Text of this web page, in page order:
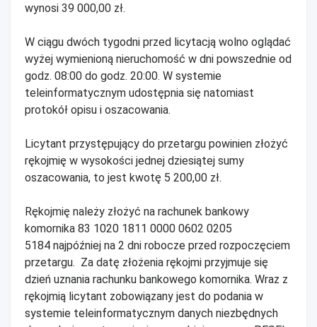
wynosi 39 000,00 zł.
W ciągu dwóch tygodni przed licytacją wolno oglądać
wyżej wymienioną nieruchomość w dni powszednie od
godz. 08:00 do godz. 20:00. W systemie
teleinformatycznym udostępnia się natomiast
protokół opisu i oszacowania.
Licytant przystępujący do przetargu powinien złożyć
rękojmię w wysokości jednej dziesiątej sumy
oszacowania, to jest kwotę 5 200,00 zł.
Rękojmię należy złożyć na rachunek bankowy
komornika 83 1020 1811 0000 0602 0205
5184 najpóźniej na 2 dni robocze przed rozpoczęciem
przetargu. Za datę złożenia rękojmi przyjmuje się
dzień uznania rachunku bankowego komornika. Wraz z
rękojmią licytant zobowiązany jest do podania w
systemie teleinformatycznym danych niezbędnych